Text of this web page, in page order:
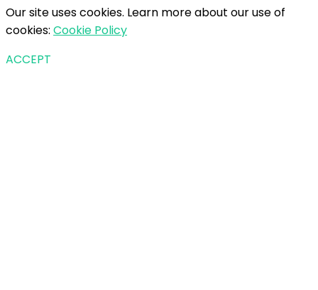
Our site uses cookies. Learn more about our use of
cookies: Cookie Policy
ACCEPT